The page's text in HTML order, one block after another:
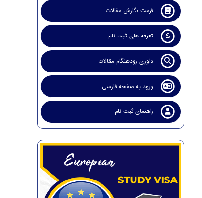
فرمت نگارش مقالات
تعرفه های ثبت نام
داوری زودهنگام مقالات
ورود به صفحه فارسی
راهنمای ثبت نام